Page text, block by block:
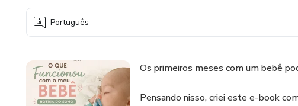
Português
Os primeiros meses com um bebê
Pensando nisso, criei este e-book